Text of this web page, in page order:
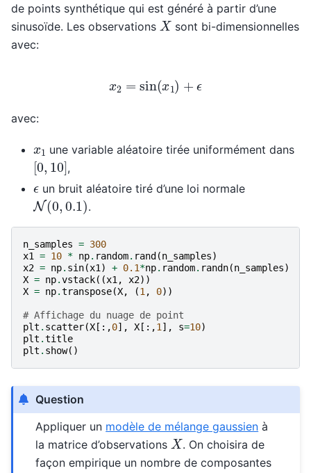
de points synthétique qui est généré à partir d’une
sinusoïde. Les observations Xsont bi-dimensionnelles
avec:
x sin(x 1) +
avec:
x1 une variable aléatoire tirée uniformément dans
[0 10],
ϵ un bruit aléatoire tiré d’une loi normale
N(0, 0.1 ) .
n_samples = 300
x1
= 10 * np. random. rand (n_samples)
x2 = np. sin(x1 ) + 0.1*np. random. randn(n_samples)
X = np.vstack((x1 , x2))
X = np.transpose(X, (1 , 0))
# Affichage du nuage de point
plt . scatter(X [:,0], X [:,1 ], s=10)
plt .title
plt . show()
Question
Appliquer un modèle de mélange gaussien à
la matrice d’observationsX . On choisira de
façon empirique un nombre de composantes